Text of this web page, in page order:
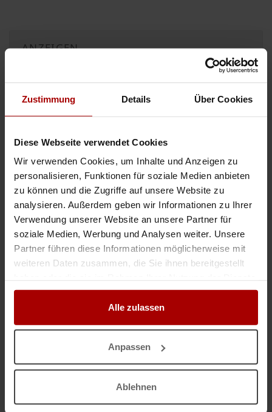
Zustimmung Details Über Cookies
Diese Webseite verwendet Cookies
Wir verwenden Cookies, um Inhalte und Anzeigen zu
personalisieren, Funktionen für soziale Medien anbieten
zu können und die Zugriffe auf unsere Website zu
analysieren. Außerdem geben wir Informationen zu Ihrer
Verwendung unserer Website an unsere Partner für
soziale Medien, Werbung und Analysen weiter. Unsere
Partner führen diese Informationen möglicherweise mit
weiteren Daten zusammen, die Sie ihnen bereitgestellt
gesammelt haben.
Alle zulassen
Anpassen
Ablehnen
ANZEIGEN
Auftrag suchen
Aktuelle Gesuche
Aktuelle Premium-Aufträge
Aktuelle Premium-Gesuche
KATEGORIEN
Handwerk, Haus & Bau
Rohbau, Hoch- & Tiefbau
Planung, Leitung & Beratung
Industrie, Gewerbe & Logistik
Industrielles Fachpersonal
Herstellung, Verarbeitung & Handel
Transport, Logistik & Verkehr
Dienstleistungen & Services
Gebäude & Immobilien